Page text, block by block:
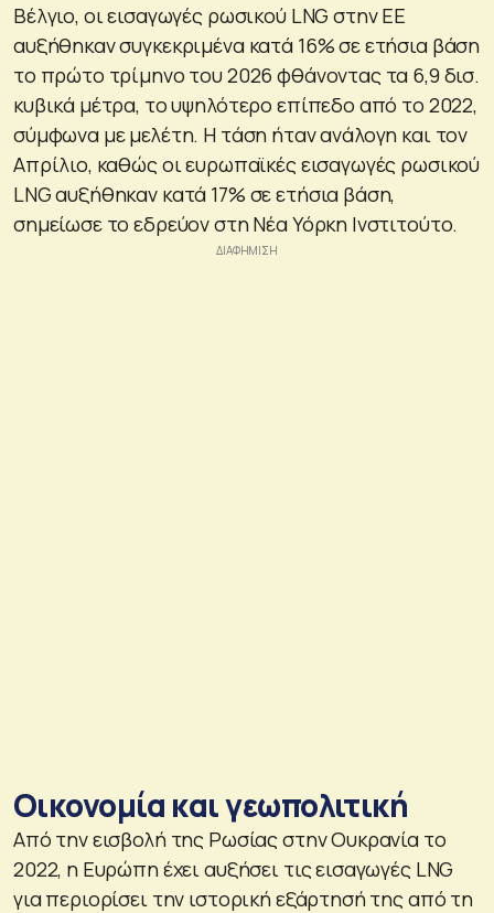
Βέλγιο, οι εισαγωγές ρωσικού LNG στην ΕΕ
αυξήθηκαν συγκεκριμένα κατά 16% σε ετήσια βάση
το πρώτο τρίμηνο του 2026 φθάνοντας τα 6,9 δισ.
κυβικά μέτρα, το υψηλότερο επίπεδο από το 2022,
σύμφωνα με μελέτη. Η τάση ήταν ανάλογη και τον
Απρίλιο, καθώς οι ευρωπαϊκές εισαγωγές ρωσικού
LNG αυξήθηκαν κατά 17% σε ετήσια βάση,
σημείωσε το εδρεύον στη Νέα Υόρκη Iνστιτούτο.
Οικονομία και γεωπολιτική
Από την εισβολή της Ρωσίας στην Ουκρανία το
2022, η Ευρώπη έχει αυξήσει τις εισαγωγές LNG
για περιορίσει την ιστορική εξάρτησή της από τη